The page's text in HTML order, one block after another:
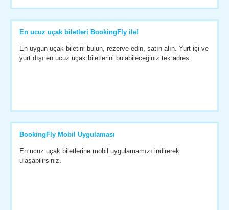
En ucuz uçak biletleri BookingFly ile!
En uygun uçak biletini bulun, rezerve edin, satın alın. Yurt içi ve
yurt dışı en ucuz uçak biletlerini bulabileceğiniz tek adres.
BookingFly Mobil Uygulaması
En ucuz uçak biletlerine mobil uygulamamızı indirerek
ulaşabilirsiniz.